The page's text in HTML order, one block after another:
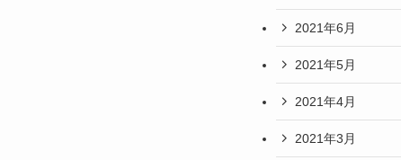
2021年6月
2021年5月
2021年4月
2021年3月